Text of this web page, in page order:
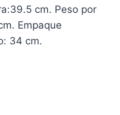
cm. Peso por
Empaque
34 cm.